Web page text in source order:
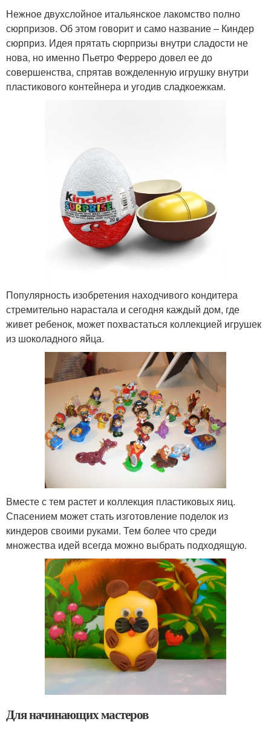
Нежное двухслойное итальянское лакомство полно
сюрпризов. Об этом говорит и само название – Киндер
сюрприз. Идея прятать сюрпризы внутри сладости не
нова, но именно Пьетро Ферреро довел ее до
совершенства, спрятав вожделенную игрушку внутри
пластикового контейнера и угодив сладкоежкам.
Популярность изобретения находчивого кондитера
стремительно нарастала и сегодня каждый дом, где
живет ребенок, может похвастаться коллекцией игрушек
из шоколадного яйца.
Вместе с тем растет и коллекция пластиковых яиц.
Спасением может стать изготовление поделок из
киндеров своими руками. Тем более что среди
множества идей всегда можно выбрать подходящую.
Для начинающих мастеров